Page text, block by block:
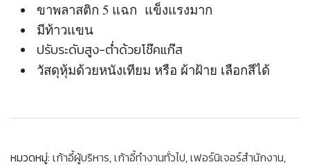
ขาพลาสติก 5 แฉก แข็งแรงมาก
มีท้าวแขน
ปรับระดับสูง-ต่ำด้วยโช๊คแก๊ส
วัสดุหุ้มด้วยหนังเทียม หรือ ผ้าฝ้าย เลือกสีได้
หมวดหมู่: เก้าอี้ผู้บริหาร,เก้าอี้ทำงานทั่วไป,เฟอร์นิเจอร์สำนักงาน,